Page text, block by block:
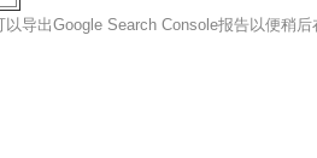
出Google Search Console报告以便稍